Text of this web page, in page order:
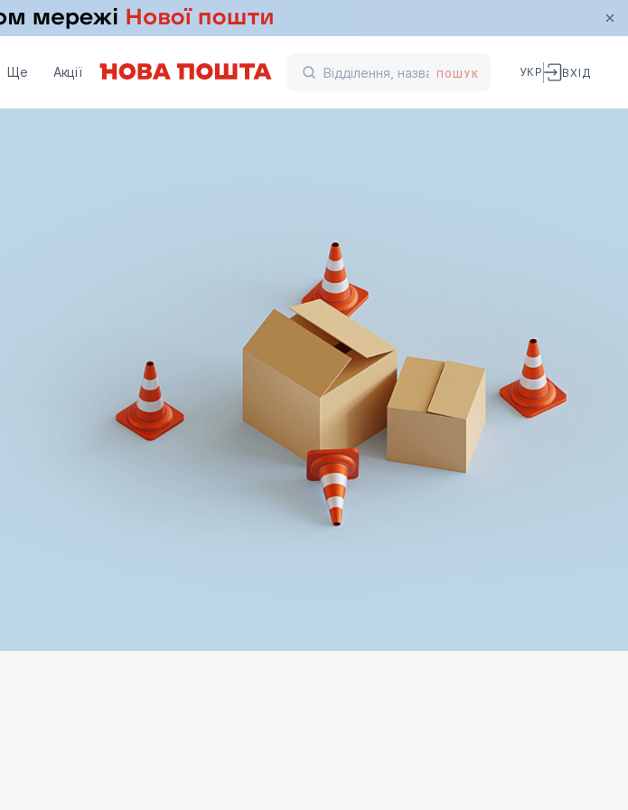
Ще Акції ПОШУК УКР ВХІД